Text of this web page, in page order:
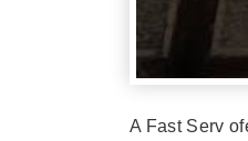
A Fast Serv